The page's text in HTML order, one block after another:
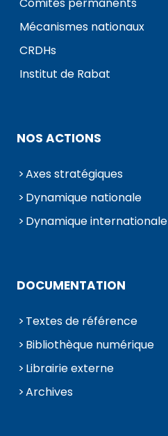
Mécanismes nationaux
CRDHs
Institut de Rabat
NOS ACTIONS
Axes stratégiques
Dynamique nationale
Dynamique internationale
DOCUMENTATION
Textes de référence
Bibliothèque numérique
Librairie externe
Archives